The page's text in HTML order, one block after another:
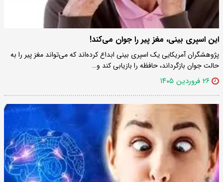
این اسپری بینی، مغز پیر را جوان می‌کند!
پژوهشگران آمریکایی یک اسپری بینی ابداع کرده‌اند که می‌تواند مغز پیر را به
حالت جوان بازگرداند، حافظه را بازیابی کند و…
۲۶ فروردین ۱۴۰۵